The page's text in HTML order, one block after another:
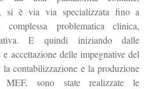
si è via via specializzata fino a
problematica clinica,
E quindi iniziando dalle
accettazione delle impegnative del
contabilizzazione e la produzione
sono state realizzate le